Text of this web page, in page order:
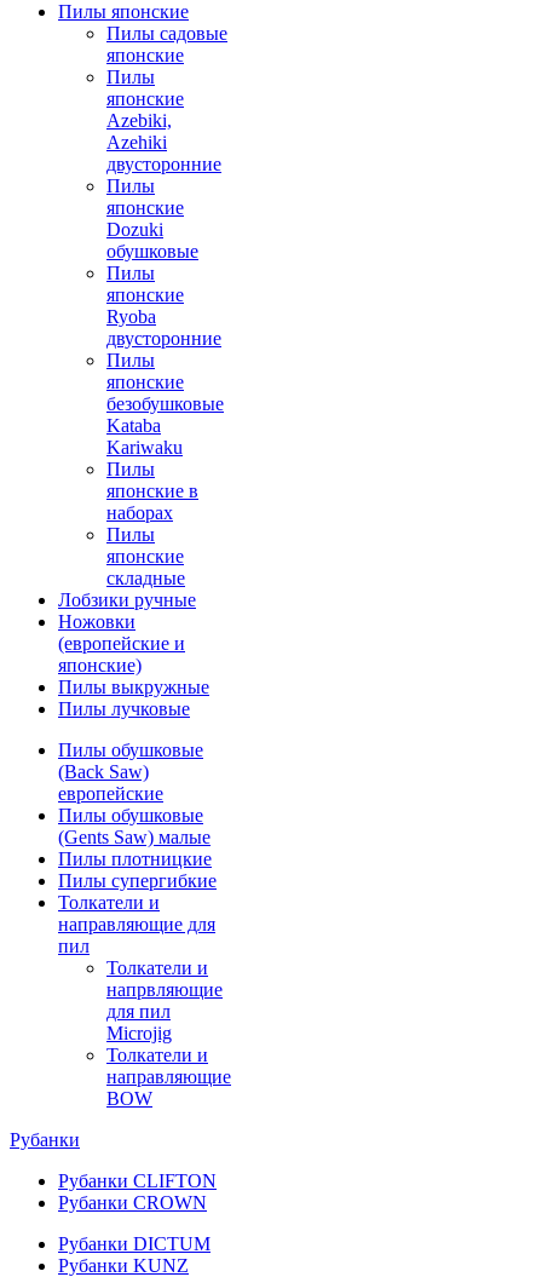
Пилы японские
Пилы садовые
японские
Пилы
японские
Azebiki,
Azehiki
двусторонние
Пилы
японские
Dozuki
обушковые
Пилы
японские
Ryoba
двусторонние
Пилы
японские
безобушковые
Kataba
Kariwaku
Пилы
японские в
наборах
Пилы
японские
складные
Лобзики ручные
Ножовки
(европейские и
японские)
Пилы выкружные
Пилы лучковые
Пилы обушковые
(Back Saw)
европейские
Пилы обушковые
(Gents Saw) малые
Пилы плотницкие
Пилы супергибкие
Толкатели и
направляющие для
пил
Толкатели и
напрвляющие
для пил
Microjig
Толкатели и
направляющие
BOW
Рубанки
Рубанки CLIFTON
Рубанки CROWN
Рубанки DICTUM
Рубанки KUNZ